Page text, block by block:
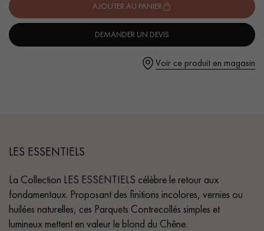
Demandez un rendez-vous personnalisé
AJOUTER AU PANIER
DEMANDER UN DEVIS
Voir ce produit en magasin
LES ESSENTIELS
La Collection LES ESSENTIELS célèbre le retour aux
fondamentaux. Proposant des finitions incolores, vernies ou
huilées naturelles, ces Parquets Contrecollés simples et
lumineux mettent en valeur le blond du Chêne.